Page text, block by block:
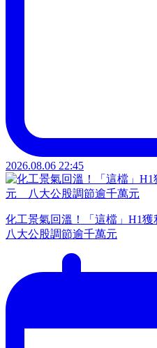
2026.08.06 22:45
化工景氣回溫！「這檔」H1
八大公股調節逾千萬元